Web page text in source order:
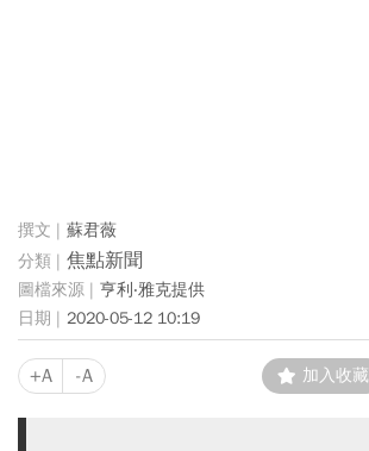
蘇君薇
焦點新聞
亨利‧雅克提供
2020-05-12 10:19
+A -A 加入收藏